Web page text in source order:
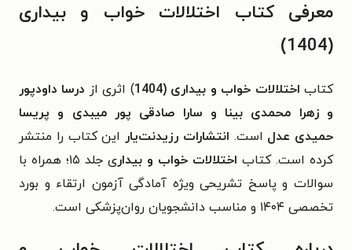
معرفی کتاب اختلالات خواب و بیداری
(1404)
کتاب اختلالات خواب و بیداری (1404 ) اثری از درسا داودپور
و زهرا محمدی بینا و سارا صادقی پور میبدی و پریسا
حمیدی عدل است. انتشارات رزیدنت‌یار این کتاب را منتشر
کرده است. کتاب اختلالات خواب و بیدار
ی جلد ۱۵؛ همراه با
سوالات و پاسخ تشریحی ویژه آمادگی آزمون ارتقاء و بورد
تخصصی ۱۴۰۴ و مناسب دانشجویان روان‌پزشکی است.